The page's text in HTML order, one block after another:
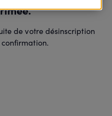
de votre désinscription